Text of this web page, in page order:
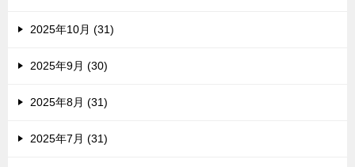
2025年10月 (31)
2025年9月 (30)
2025年8月 (31)
2025年7月 (31)